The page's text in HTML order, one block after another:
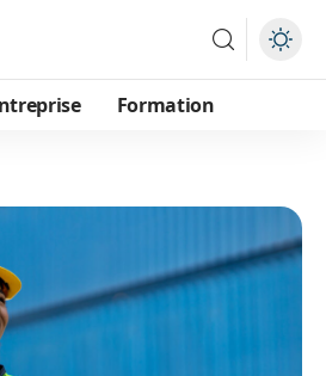
Formation